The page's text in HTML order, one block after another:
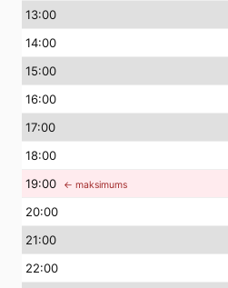
13:00
14:00
15:00
16:00
17:00
18:00
19:00 ← maksimums
20:00
21:00
22:00